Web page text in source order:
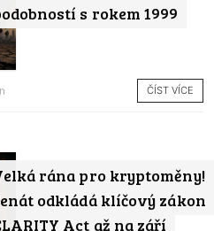
s rokem 1999
ČÍST VÍCE
rána pro kryptoměny!
odkládá klíčový zákon
Act až na září